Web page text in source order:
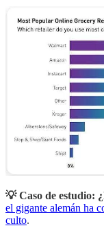
💡 Caso de estudio:
el gigante alemán ha
culto.